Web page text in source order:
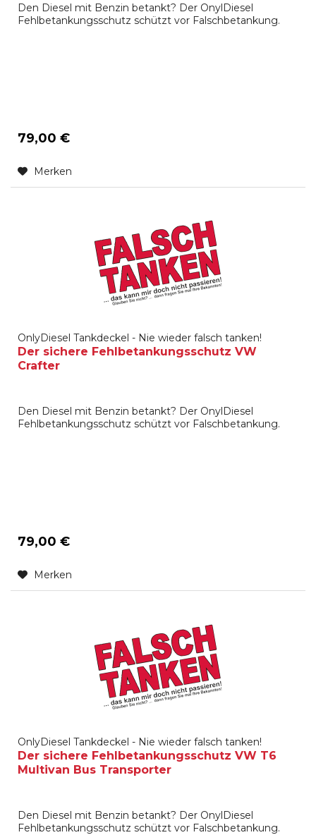
Den Diesel mit Benzin betankt? Der OnylDiesel
Fehlbetankungsschutz schützt vor Falschbetankung.
79,00 €
Merken
OnlyDiesel Tankdeckel - Nie wieder falsch tanken!
Der sichere Fehlbetankungsschutz VW
Crafter
Den Diesel mit Benzin betankt? Der OnylDiesel
Fehlbetankungsschutz schützt vor Falschbetankung.
79,00 €
Merken
OnlyDiesel Tankdeckel - Nie wieder falsch tanken!
Der sichere Fehlbetankungsschutz VW T6
Multivan Bus Transporter
Den Diesel mit Benzin betankt? Der OnylDiesel
Fehlbetankungsschutz schützt vor Falschbetankung.